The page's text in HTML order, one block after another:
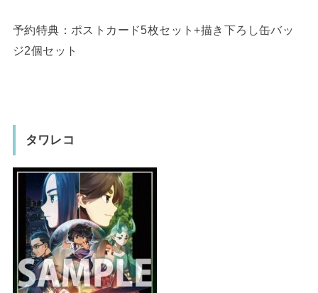
予約特典：ポストカード5枚セット+描き下ろし缶バッ
ジ2個セット
タワレコ